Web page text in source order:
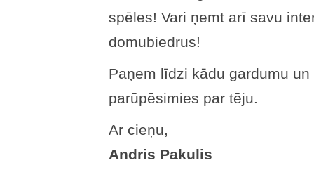
spēles! Vari ņemt arī savu
domubiedrus!
Paņem līdzi kādu gardumu
parūpēsimies par tēju.
Ar cieņu,
Andris Pakulis